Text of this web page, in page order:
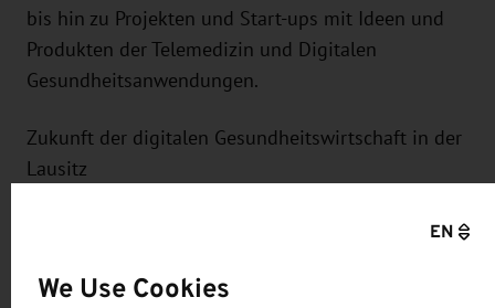
bis hin zu Projekten und Start-ups mit Ideen und
Produkten der Telemedizin und Digitalen
Gesundheitsanwendungen.
Zukunft der digitalen Gesundheitswirtschaft in der
Lausitz
In der abschließenden Diskussionsrunde waren
zur Sicherstellung flächendeckender qualitativ
EN
We Use Cookies